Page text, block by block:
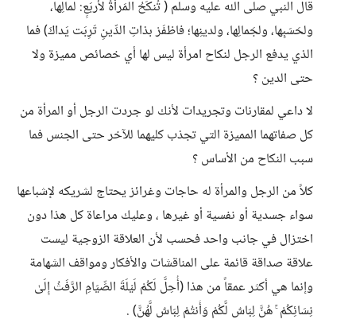
قال النبي صلى الله عليه وسلم ( تُنكَحُ المَرأةُ لأربَعٍ: لمالِها،
ولحَسَبِها، ولجَمالِها، ولدينِها؛ فاظفَرْ بذاتِ الدِّينِ تَرِبَت يَداكَ) فما
الذي يدفع الرجل لنكاح امرأة ليس لها أي خصائص مميزة ولا
حتى الدين ؟
لا داعي لمقارنات وتجريدات لأنك لو جردت الرجل أو المرأة من
كل صفاتهما المميزة التي تجذب كليهما للآخر حتى الجنس فما
سبب النكاح من الأساس ؟
كلاً من الرجل والمرأة له حاجات وغرائز يحتاج لشريكه لإشباعها
سواء جسدية أو نفسية أو غيرها ، وعليك مراعاة كل هذا دون
اختزال في جانب واحد فحسب لأن العلاقة الزوجية ليست
علاقة صداقة قائمة على المناقشات والأفكار ومواقف الشهامة
وإنما هي أكثر عمقاً من هذا (أُحِلَّ لَكُمْ لَيْلَةَ الصِّيَامِ الرَّفَثُ إِلَىٰ
نِسَائِكُمْ ۚ هُنَّ لِبَاسٌ لَّكُمْ وَأَنتُمْ لِبَاسٌ لَّهُنَّ) .